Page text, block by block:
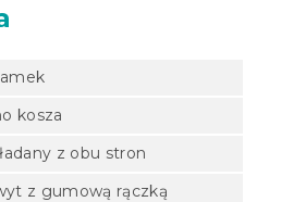
kosza
z obu stron
z gumową rączką